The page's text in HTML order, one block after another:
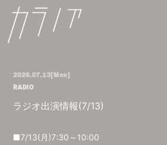
SCHEDULE
VIDEO
CONTACT
2026.07.13 [Mon]
RADIO
ラジオ出演情報(7/13)
■7/13(月)7:30～10:00